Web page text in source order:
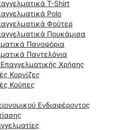
T-Shirt
Polo
Φούτερ
Πουκάμισα
Πανοφόρια
Παντελόνια
Χρήσης
Κορνίζες
Κούπες
Ενδιαφέροντος